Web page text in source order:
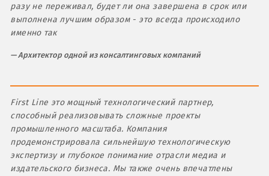
разу не переживал, будет ли она завершена в срок или
выполнена лучшим образом - это всегда происходило
именно так
Архитектор одной из консалтинговых компаний
First Line это мощный технологический партнер,
способный реализовывать сложные проекты
промышленного масштаба. Компания
продемонстрировала сильнейшую технологическую
экспертизу и глубокое понимание отрасли медиа и
издательского бизнеса. Мы также очень впечатлены